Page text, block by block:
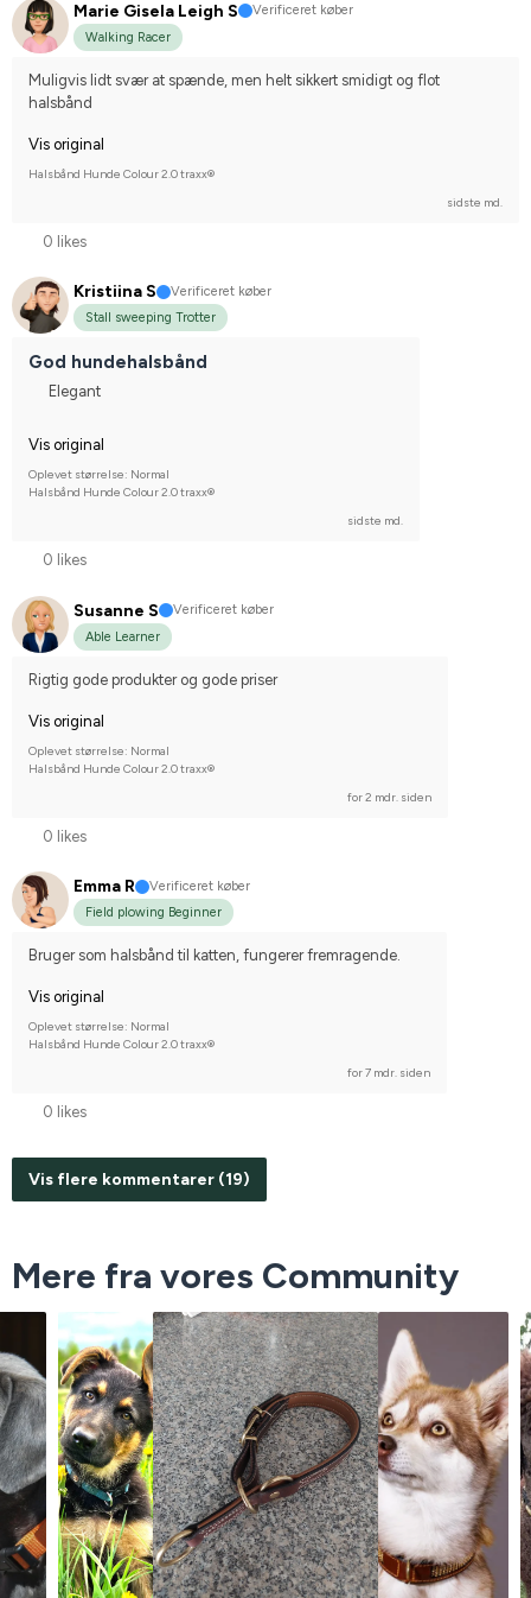
Marie Gisela Leigh S
Verificeret køber
Walking Racer
Muligvis lidt svær at spænde, men helt sikkert smidigt og flot
halsbånd
Vis original
Halsbånd Hunde Colour 2.0 traxx®
sidste md.
0 likes
Kristiina S
Verificeret køber
Stall sweeping Trotter
God hundehalsbånd
Elegant
Vis original
Oplevet størrelse: Normal
Halsbånd Hunde Colour 2.0 traxx®
sidste md.
0 likes
Susanne S
Verificeret køber
Able Learner
Rigtig gode produkter og gode priser
Vis original
Oplevet størrelse: Normal
Halsbånd Hunde Colour 2.0 traxx®
for 2 mdr. siden
0 likes
Emma R
Verificeret køber
Field plowing Beginner
Bruger som halsbånd til katten, fungerer fremragende.
Vis original
Oplevet størrelse: Normal
Halsbånd Hunde Colour 2.0 traxx®
for 7 mdr. siden
0 likes
Vis flere kommentarer (19)
Mere fra vores Community